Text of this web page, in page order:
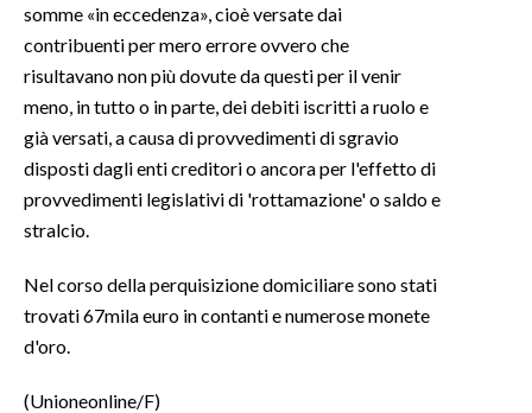
somme «in eccedenza», cioè versate dai
contribuenti per mero errore ovvero che
risultavano non più dovute da questi per il venir
meno, in tutto o in parte, dei debiti iscritti a ruolo e
già versati, a causa di provvedimenti di sgravio
disposti dagli enti creditori o ancora per l'effetto di
provvedimenti legislativi di 'rottamazione' o saldo e
stralcio.
Nel corso della perquisizione domiciliare sono stati
trovati 67mila euro in contanti e numerose monete
d'oro.
(Unioneonline/F)